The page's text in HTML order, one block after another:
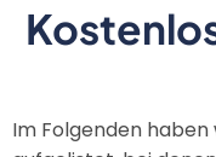
Im Folgenden haben